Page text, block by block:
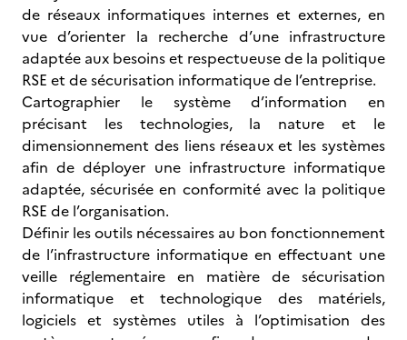
de réseaux informatiques internes et externes, en
vue d’orienter la recherche d’une infrastructure
adaptée aux besoins et respectueuse de la politique
RSE et de sécurisation informatique de l’entreprise.
Cartographier le système d’information en
précisant les technologies, la nature et le
dimensionnement des liens réseaux et les systèmes
afin de déployer une infrastructure informatique
adaptée, sécurisée en conformité avec la politique
RSE de l’organisation.
Définir les outils nécessaires au bon fonctionnement
de l’infrastructure informatique en effectuant une
veille réglementaire en matière de sécurisation
informatique et technologique des matériels,
logiciels et systèmes utiles à l’optimisation des